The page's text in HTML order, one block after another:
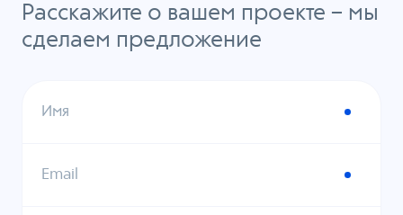
Расскажите о вашем проекте – мы
сделаем предложение
Имя
Email